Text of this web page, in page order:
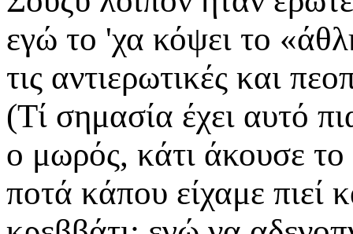
εγώ το 'χα κόψει το
τις αντιερωτικές και
(Τί σημασία έχει αυτό
ο μωρός, κάτι άκουσε
ποτά κάπου είχαμε πιεί